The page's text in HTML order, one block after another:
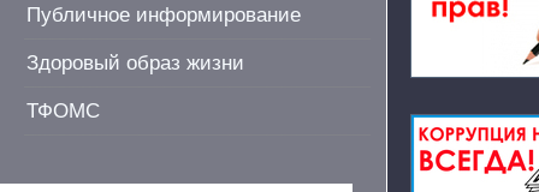
Публичное информирование
Здоровый образ жизни
ТФОМС